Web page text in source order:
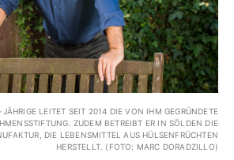
JÄHRIGE LEITET SEIT 2014 DIE VON IHM GEGRÜNDETE
ZUDEM BETREIBT ER IN SÖLDEN DIE
DIE LEBENSMITTEL AUS HÜLSENFRÜCHTEN H
ERSTELLT. (FOTO: MARC DORADZILLO)